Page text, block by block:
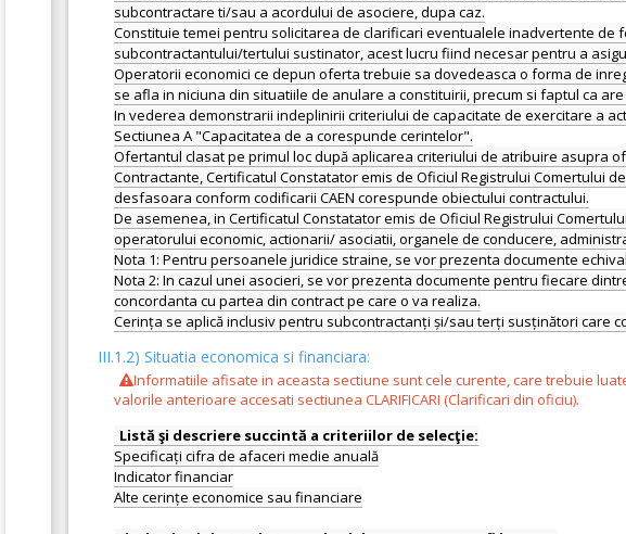
subcontractare ti/sau a acordului de asociere, dupa caz.
Constituie temei pentru solicitarea de clarificari eventualele inadvertente
subcontractantului/tertului sustinator, acest lucru fiind necesar pentru a
Operatorii economici ce depun oferta trebuie sa dovedeasca o forma de
se afla in niciuna din situatiile de anulare a constituirii, precum si faptul ca
In vederea demonstrarii indeplinirii criteriului de capacitate de exercitare a
Sectiunea A "Capacitatea de a corespunde cerintelor".
Ofertantul clasat pe primul loc după aplicarea criteriului de atribuire asupra
Contractante, Certificatul Constatator emis de Oficiul Registrului Comertului
desfasoara conform codificarii CAEN corespunde obiectului contractului.
De asemenea, in Certificatul Constatator emis de Oficiul Registrului
operatorului economic, actionarii/ asociatii, organele de conducere,
Nota 1: Pentru persoanele juridice straine, se vor prezenta documente
Nota 2: In cazul unei asocieri, se vor prezenta documente pentru fiecare
concordanta cu partea din contract pe care o va realiza.
III.1.2) Situatia economica si financiara:
Informatiile afisate in aceasta sectiune sunt cele curente, care trebuie
valorile anterioare accesati sectiunea CLARIFICARI (Clarificari din oficiu).
Specificați cifra de afaceri medie anuală
Indicator financiar
Alte cerințe economice sau financiare